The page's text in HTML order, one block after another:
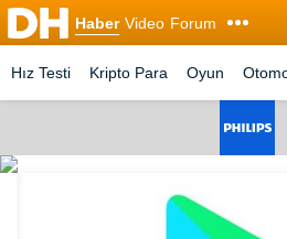
Haber Video Forum
Hız Testi Kripto Para Oyun